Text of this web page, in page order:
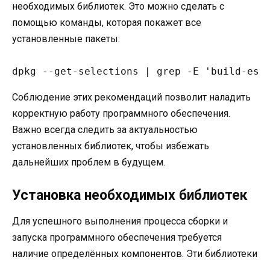
необходимых библиотек. Это можно сделать с
помощью команды, которая покажет все
установленные пакеты:
dpkg --get-selections | grep -E 'build-
Соблюдение этих рекомендаций позволит наладить
корректную работу программного обеспечения.
Важно всегда следить за актуальностью
установленных библиотек, чтобы избежать
дальнейших проблем в будущем.
Установка необходимых библиотек
Для успешного выполнения процесса сборки и
запуска программного обеспечения требуется
наличие определённых компонентов. Эти библиотеки